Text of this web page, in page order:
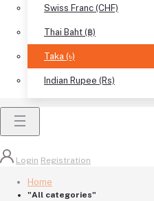
Swiss Franc (CHF)
Thai Baht (฿)
Taka (৳)
Indian Rupee (Rs)
Login Registration
Home
"All categories"